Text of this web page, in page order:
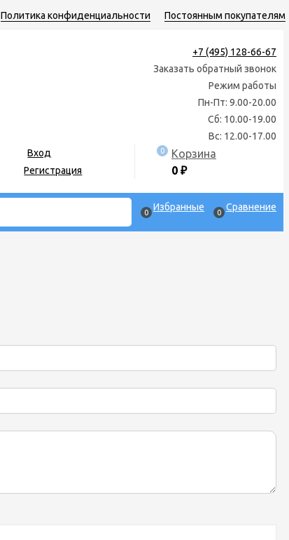
Политика конфиденциальности Постоянным покупателям
+7 (495) 128-66-67
Заказать обратный звонок
Режим работы
Пн-Пт: 9.00-20.00
Сб: 10.00-19.00
Вс: 12.00-17.00
Вход
Регистрация
0
Корзина
0 ₽
0 Избранные 0 Сравнение